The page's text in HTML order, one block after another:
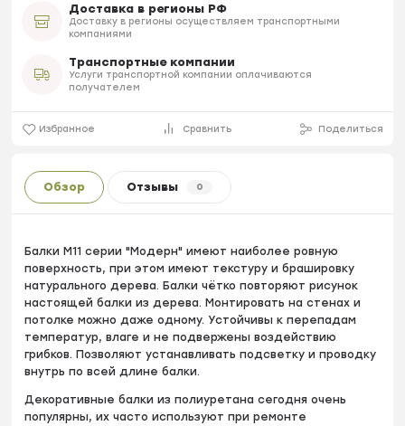
Доставка в регионы РФ
Доставку в регионы осуществляем транспортными
компаниями
Транспортные компании
Услуги транспортной компании оплачиваются
получателем
Избранное Сравнить Поделиться
Обзор Отзывы 0
Балки М11 серии "Модерн" имеют наиболее ровную
поверхность, при этом имеют текстуру и брашировку
натурального дерева. Балки чётко повторяют рисунок
настоящей балки из дерева. Монтировать на стенах и
потолке можно даже одному. Устойчивы к перепадам
температур, влаге и не подвержены воздействию
грибков. Позволяют устанавливать подсветку и проводку
внутрь по всей длине балки.
Декоративные балки из полиуретана сегодня очень
популярны, их часто используют при ремонте